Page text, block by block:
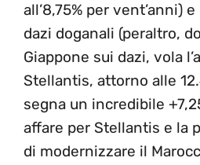
all’8,75% per vent’anni)
dazi doganali (peraltro,
Giappone sui dazi, vola
Stellantis, attorno alle
segna un incredibile
affare per Stellantis e la
di modernizzare il